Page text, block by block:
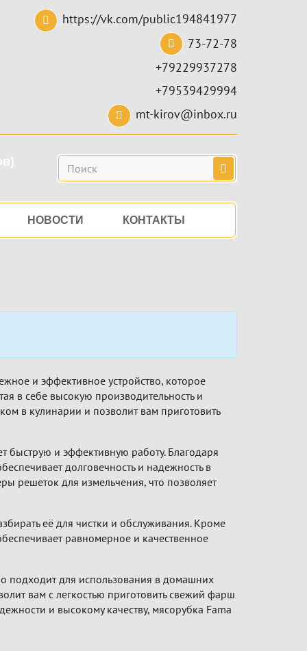
https://vk.com/public194841977
73-72-78
+79229937278
+79539429994
mt-kirov@inbox.ru
Поиск
НОВОСТИ КОНТАКТЫ
и эффективное устройство, которое
в себе высокую производительность и
в кулинарии и позволит вам приготовить
и эффективную работу. Благодаря
долговечность и надежность в
решеток для измельчения, что позволяет
её для чистки и обслуживания. Кроме
равномерное и качественное
подходит для использования в домашних
вам с легкостью приготовить свежий фарш
и высокому качеству, мясорубка Fama